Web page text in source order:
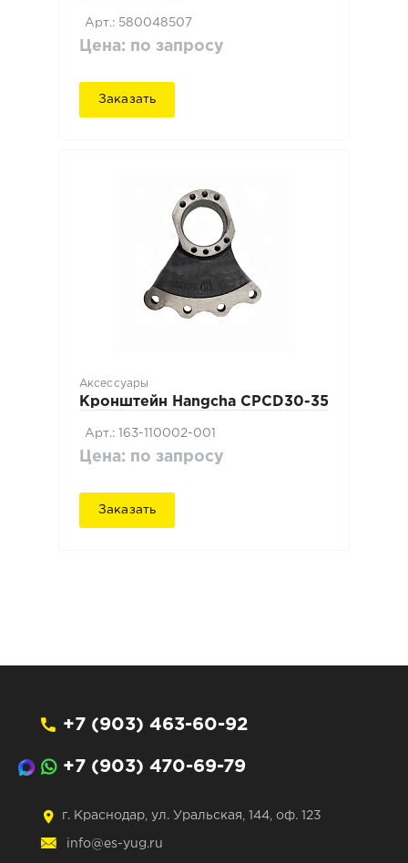
Арт.: 580048507
Цена: по запросу
Заказать
Аксессуары
Кронштейн Hangcha CPCD30-35
Арт.: 163-110002-001
Цена: по запросу
Заказать
+7 (903) 463-60-92
+7 (903) 470-69-79
г. Краснодар, ул. Уральская, 144, оф. 123
info@es-yug.ru